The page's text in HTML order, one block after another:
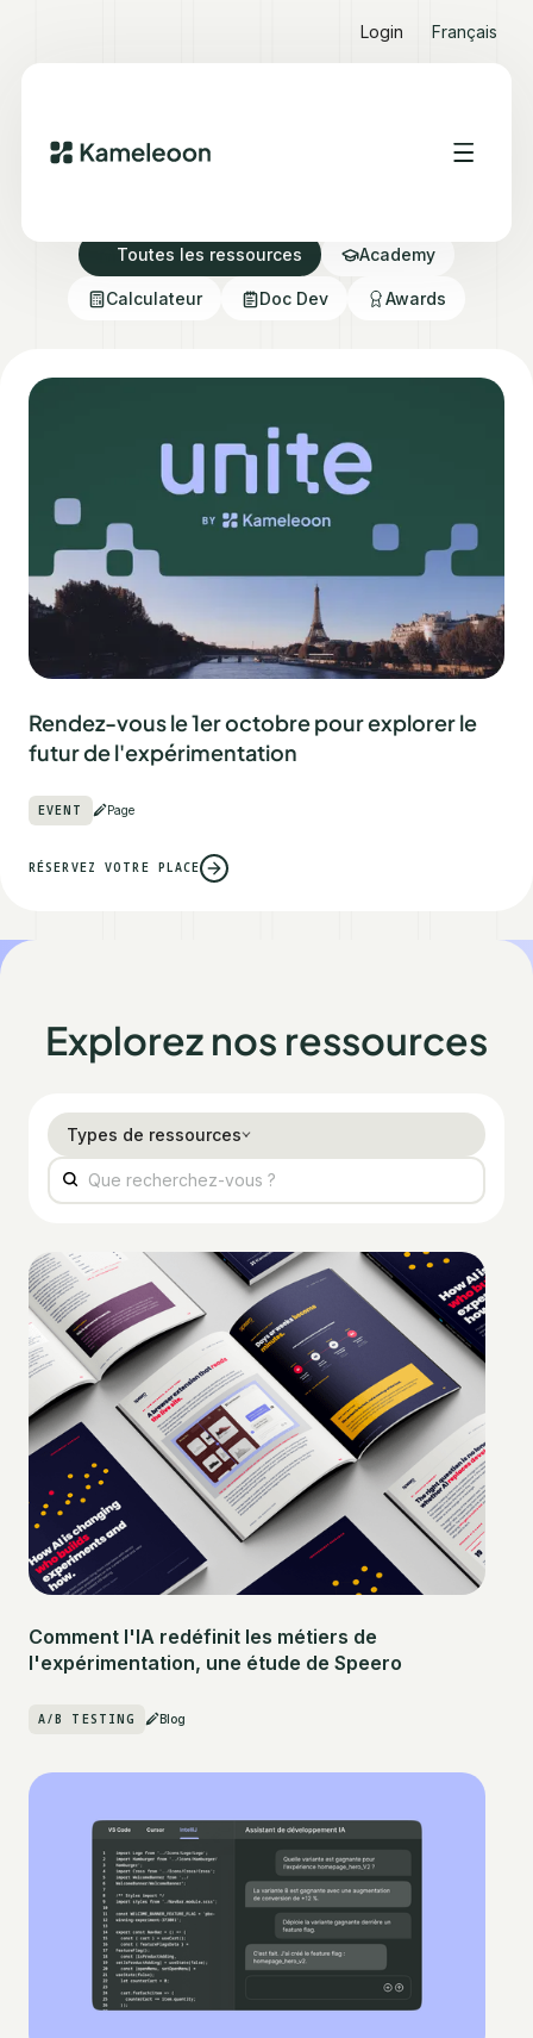
Login Français
Ressources Hub
Toutes les ressources Academy
Calculateur Doc Dev Awards
Rendez-vous le 1er octobre pour explorer le
futur de l'expérimentation
EVENT Page
RÉSERVEZ VOTRE PLACE
Explorez nos ressources
Types de ressources
Comment l'IA redéfinit les métiers de
l'expérimentation, une étude de Speero
A/B TESTING Blog